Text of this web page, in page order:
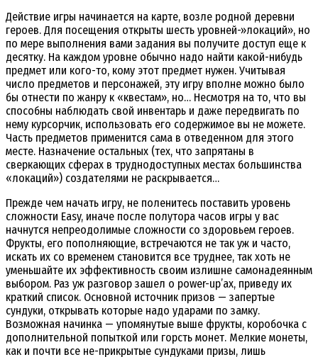
Действие игры начинается на карте, возле родной деревни
героев. Для посещения открыты шесть уровней-»локаций», но
по мере выполнения вами задания вы получите доступ еще к
десятку. На каждом уровне обычно надо найти какой-нибудь
предмет или кого-то, кому этот предмет нужен. Учитывая
число предметов и персонажей, эту игру вполне можно было
бы отнести по жанру к «квестам», но… Несмотря на то, что вы
способны наблюдать свой инвентарь и даже передвигать по
нему курсорчик, использовать его содержимое вы не можете.
Часть предметов применится сама в отведенном для этого
месте. Назначение остальных (тех, что запрятаны в
сверкающих сферах в труднодоступных местах большинства
«локаций») создателями не раскрывается…
Прежде чем начать игру, не поленитесь поставить уровень
сложности Easy, иначе после полутора часов игры у вас
начнутся непреодолимые сложности со здоровьем героев.
Фрукты, его пополняющие, встречаются не так уж и часто,
искать их со временем становится все труднее, так хоть не
уменьшайте их эффективность своим излишне самонадеянным
выбором. Раз уж разговор зашел о power-up’ах, приведу их
краткий список. Основной источник призов — запертые
сундуки, открывать которые надо ударами по замку.
Возможная начинка — упомянутые выше фрукты, коробочка с
дополнительной попыткой или горсть монет. Мелкие монеты,
как и почти все не-прикрытые сундуками призы, лишь